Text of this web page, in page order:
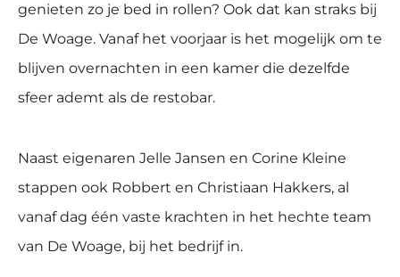
genieten zo je bed in rollen? Ook dat kan straks bij
De Woage. Vanaf het voorjaar is het mogelijk om te
blijven overnachten in een kamer die dezelfde
sfeer ademt als de restobar.
Naast eigenaren Jelle Jansen en Corine Kleine
stappen ook Robbert en Christiaan Hakkers, al
vanaf dag één vaste krachten in het hechte team
van De Woage, bij het bedrijf in.